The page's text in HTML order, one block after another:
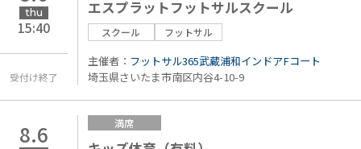
thu
15:40
受付け終了
エスプラットフットサルスクール
スクール フットサル
主催者： フットサル365武蔵浦和インドアFコート
埼玉県さいたま市南区内谷4-10-9
8.6 満席